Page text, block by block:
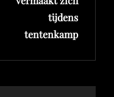
tijdens
tentenkamp